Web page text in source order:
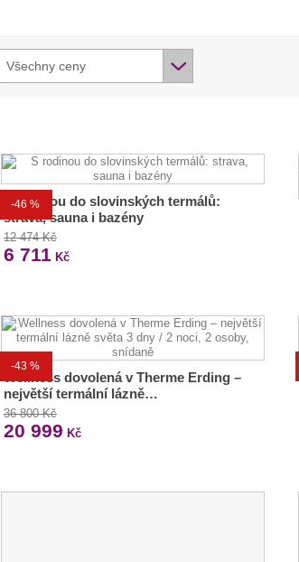
Všechny ceny
-46 %
S rodinou do slovinských termálů:
strava, sauna i bazény
12 474 Kč
6 711 Kč
-43 %
Wellness dovolená v Therme Erding –
největší termální lázně…
36 800 Kč
20 999 Kč